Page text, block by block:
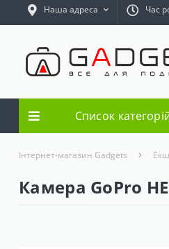
Наша адреса Час
Список
Інтернет-магазин Gadgets
Камера GoPro